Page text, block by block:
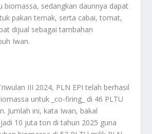
biomassa, sedangkan daunnya dapat
pakan ternak, serta cabai, tomat,
dijual sebagai tambahan
Iwan.
III 2024, PLN EPI telah berhasil
untuk _co-firing_ di 46 PLTU
Jumlah ini, kata Iwan, bakal
10 juta ton di tahun 2025 guna